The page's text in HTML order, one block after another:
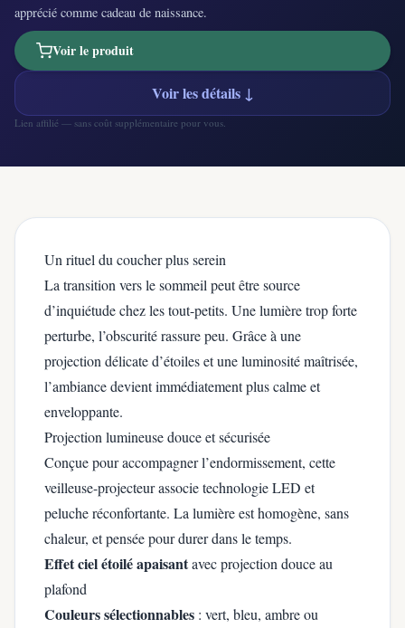
apprécié comme cadeau de naissance.
Voir le produit
Voir les détails ↓
Lien affilié — sans coût supplémentaire pour vous.
Un rituel du coucher plus serein
La transition vers le sommeil peut être source
d’inquiétude chez les tout-petits. Une lumière trop forte
perturbe, l’obscurité rassure peu. Grâce à une
projection délicate d’étoiles et une luminosité maîtrisée,
l’ambiance devient immédiatement plus calme et
enveloppante.
Projection lumineuse douce et sécurisée
Conçue pour accompagner l’endormissement, cette
veilleuse-projecteur associe technologie LED et
peluche réconfortante. La lumière est homogène, sans
chaleur, et pensée pour durer dans le temps.
Effet ciel étoilé apaisantavec projection douce au
plafond
Couleurs sélectionnables : vert, bleu, ambre ou